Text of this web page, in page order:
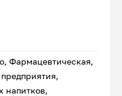
Фармацевтическая,
напитков,